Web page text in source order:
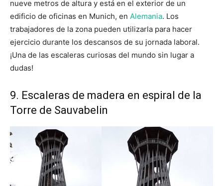
nueve metros de altura y está en el exterior de un
edificio de oficinas en Munich, en Alemania. Los
trabajadores de la zona pueden utilizarla para hacer
ejercicio durante los descansos de su jornada laboral.
¡Una de las escaleras curiosas del mundo sin lugar a
dudas!
9. Escaleras de madera en espiral de la
Torre de Sauvabelin